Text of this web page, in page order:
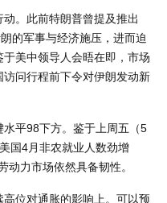
。此前特朗普曾提及推出
的军事与经济施压，进而迫
美中领导人会晤在即，市场
问行程前下令对伊朗发动新
平98下方。鉴于上周五（5
国4月非农就业人数劲增
动力市场依然具备韧性。
位对通胀的影响上。可以预